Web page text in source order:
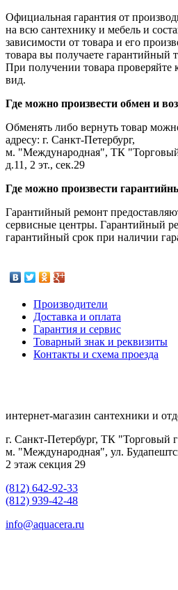
Официальная гарантия от
на всю сантехнику и мебель и
зависимости от товара и его
товара вы получаете гарантийный
При получении товара
вид.
Где можно произвести обмен и
Обменять либо вернуть товар
адресу: г. Санкт-Петербург,
м. "Международная", ТК "Торговый
д.11, 2 эт., сек.29
Где можно произвести
Гарантийный ремонт
сервисные центры. Гарантийный
гарантийный срок при наличии
Производители
Доставка и оплата
Гарантия и сервис
Товарный знак и реквизиты
Контакты и схема проезда
интернет-магазин сантехники и
г. Санкт-Петербург, ТК "Торговый
м. "Международная", ул.
2 этаж секция 29
(812) 642-92-33
(812) 939-42-48
info@aquacera.ru